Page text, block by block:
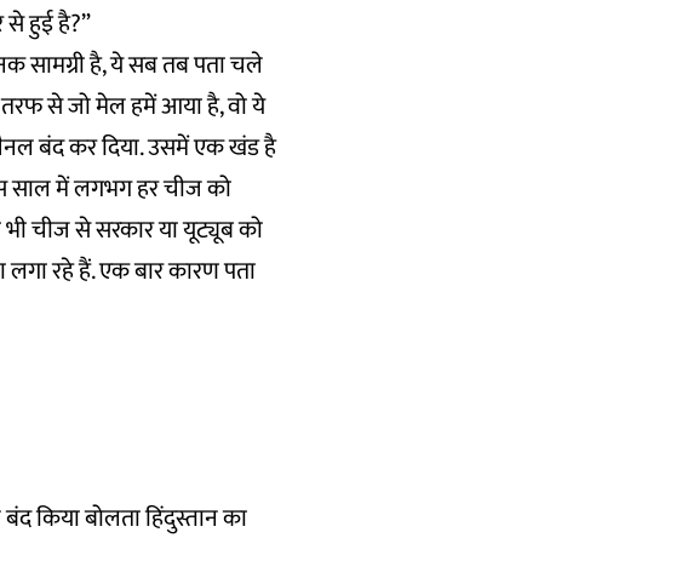
हुई है?”
सामग्री है, ये सब तब पता चले
से जो मेल हमें आया है, वो ये
बंद कर दिया. उसमें एक खंड है
साल में लगभग हर चीज को
भी चीज से सरकार या यूट्यूब को
लगा रहे हैं. एक बार कारण पता
किया बोलता हिंदुस्तान का